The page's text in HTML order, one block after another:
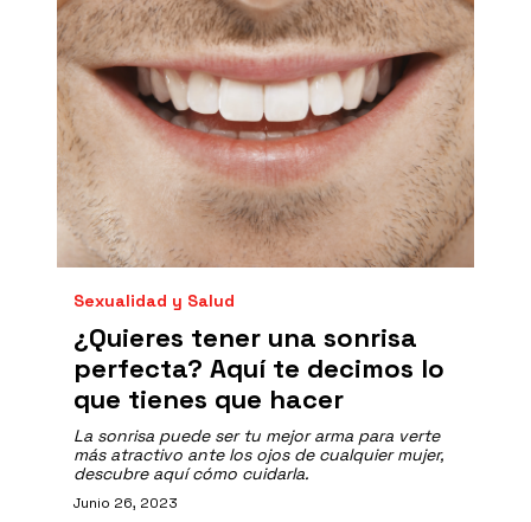
Sexualidad y Salud
¿Quieres tener una sonrisa
perfecta? Aquí te decimos lo
que tienes que hacer
La sonrisa puede ser tu mejor arma para verte
más atractivo ante los ojos de cualquier mujer,
descubre aquí cómo cuidarla.
Junio 26, 2023